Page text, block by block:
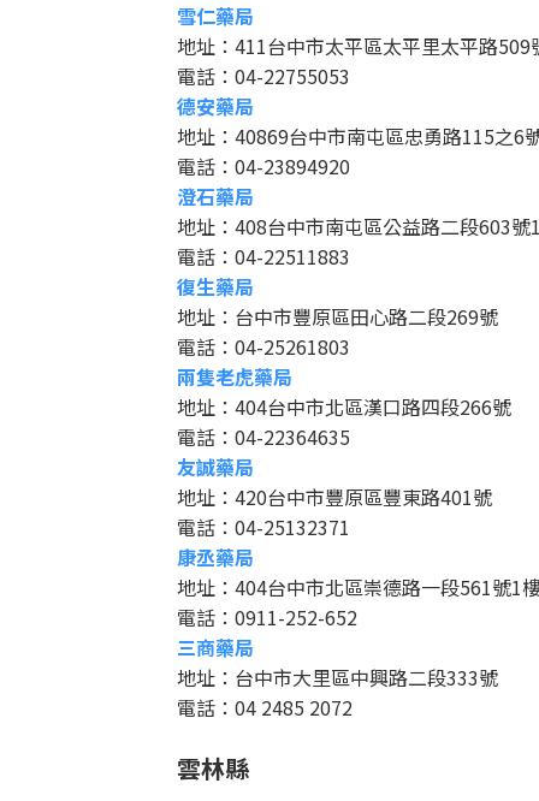
雪仁藥局
地址：411台中市太平區太平里太平路509
電話：04-22755053
德安藥局
地址：40869台中市南屯區忠勇路115之6
電話：04-23894920
澄石藥局
地址：408台中市南屯區公益路二段603號
電話：04-22511883
復生藥局
地址：台中市豐原區田心路二段269號
電話：04-25261803
兩隻老虎藥局
地址：404台中市北區漢口路四段266號
電話：04-22364635
友誠藥局
地址：420台中市豐原區豐東路401號
電話：04-25132371
康丞藥局
地址：404台中市北區崇德路一段561號1
電話：0911-252-652
三商藥局
地址：台中市大里區中興路二段333號
電話：04 2485 2072
雲林縣